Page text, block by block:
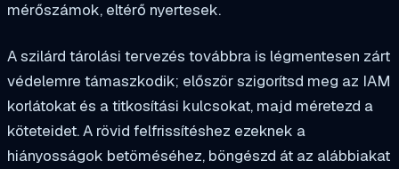
mérőszámok, eltérő nyertesek.
A szilárd tárolási tervezés továbbra is légmentesen zárt
védelemre támaszkodik; először szigorítsd meg az IAM
korlátokat és a titkosítási kulcsokat, majd méretezd a
köteteidet. A rövid felfrissítéshez ezeknek a
hiányosságok betöméséhez, böngészd át az alábbiakat